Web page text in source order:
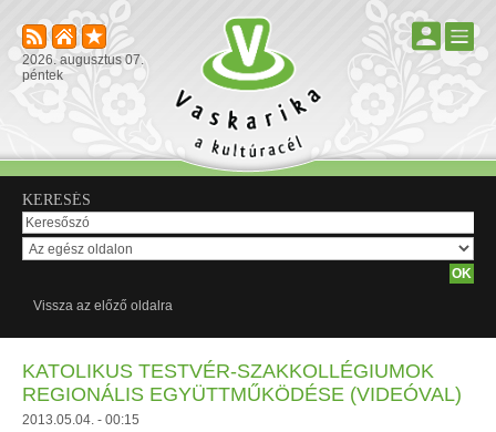
2026. augusztus 07.
péntek
KERESÉS
Vissza az előző oldalra
KATOLIKUS TESTVÉR-SZAKKOLLÉGIUMOK
REGIONÁLIS EGYÜTTMŰKÖDÉSE (VIDEÓVAL)
2013.05.04. - 00:15